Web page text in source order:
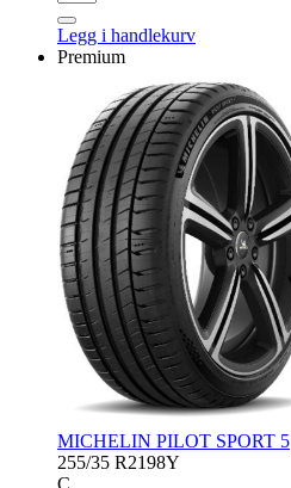
EAG
F1
ASY
Legg i handlekurv
Premium
MICHELIN PILOT SPORT 5
255/35 R2198Y
C